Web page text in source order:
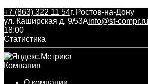
+7 (863) 322 11 54г. Ростов-на-Дону
ул. Каширская д. 9/53Аinfo@st-compr.ru
18:00
Статистика
Компания
О компании